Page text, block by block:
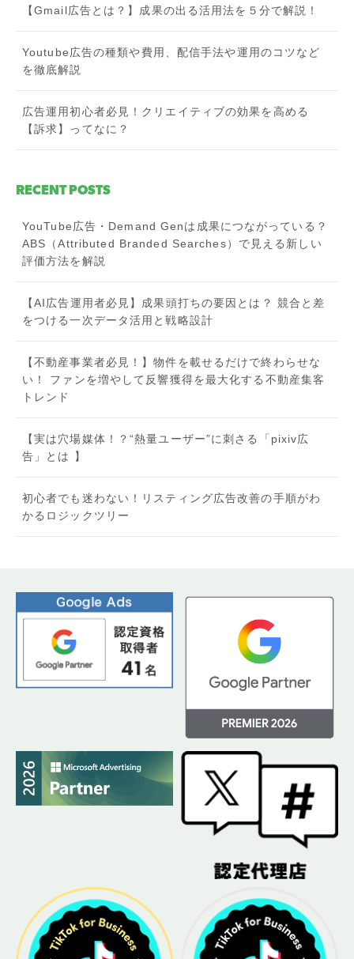
【Gmail広告とは？】成果の出る活用法を５分で解説！
Youtube広告の種類や費用、配信手法や運用のコツなど
を徹底解説
広告運用初心者必見！クリエイティブの効果を高める
【訴求】ってなに？
RECENT POSTS
YouTube広告・Demand Genは成果につながっている？
ABS（Attributed Branded Searches）で見える新しい
評価方法を解説
【AI広告運用者必見】成果頭打ちの要因とは？ 競合と差
をつける一次データ活用と戦略設計
【不動産事業者必見！】物件を載せるだけで終わらせな
い！ ファンを増やして反響獲得を最大化する不動産集客
トレンド
【実は穴場媒体！？“熱量ユーザー”に刺さる「pixiv広
告」とは 】
初心者でも迷わない！リスティング広告改善の手順がわ
かるロジックツリー